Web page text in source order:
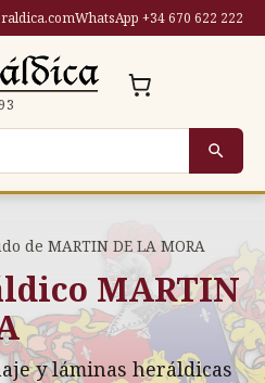
WhatsApp +34 670 622 222
de MARTIN DE LA MORA
MARTIN
y láminas heráldicas